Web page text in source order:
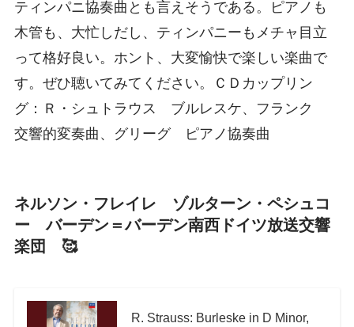
ティンパニ協奏曲とも言えそうである。ピアノも
木管も、大忙しだし、ティンパニーもメチャ目立
って格好良い。ホント、大変愉快で楽しい楽曲で
す。ぜひ聴いてみてください。ＣＤカップリン
グ：Ｒ・シュトラウス ブルレスケ、フランク
交響的変奏曲、グリーグ ピアノ協奏曲
ネルソン・フレイレ ゾルターン・ペシュコ
ー バーデン＝バーデン南西ドイツ放送交響
楽団 🥰
R. Strauss: Burleske in D Minor,